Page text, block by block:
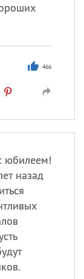
466
юбилеем!
назад